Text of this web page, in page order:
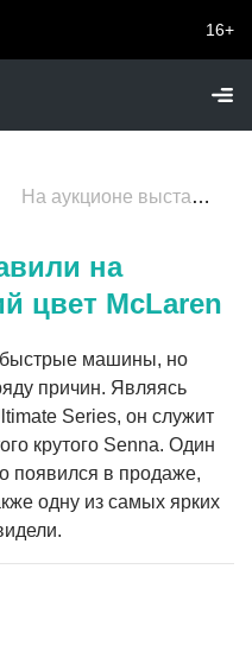
16+
На аукционе выставили на продажу меняющий цвет McLaren
на
цвет McLaren
быстрые машины, но
причин. Являясь
Series, он служит
крутого Senna. Один
появился в продаже,
одну из самых ярких